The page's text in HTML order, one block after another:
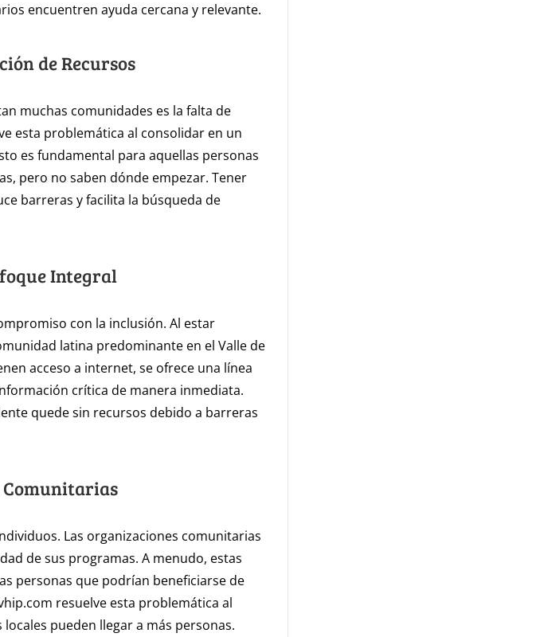
encuentren ayuda cercana y relevante.
de Recursos
muchas comunidades es la falta de
esta problemática al consolidar en un
es fundamental para aquellas personas
pero no saben dónde empezar. Tener
barreras y facilita la búsqueda de
Integral
con la inclusión. Al estar
latina predominante en el Valle de
acceso a internet, se ofrece una línea
crítica de manera inmediata.
quede sin recursos debido a barreras
Comunitarias
Las organizaciones comunitarias
de sus programas. A menudo, estas
personas que podrían beneficiarse de
resuelve esta problemática al
pueden llegar a más personas.